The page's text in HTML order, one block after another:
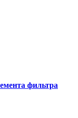
фильтра